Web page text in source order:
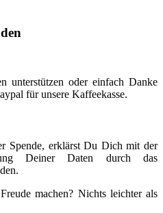
unterstützen oder einfach Danke
für unsere Kaffeekasse.
Spende, erklärst Du Dich mit der
Deiner Daten durch das
machen? Nichts leichter als